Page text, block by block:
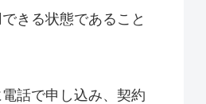
きる状態であること
話で申し込み、契約